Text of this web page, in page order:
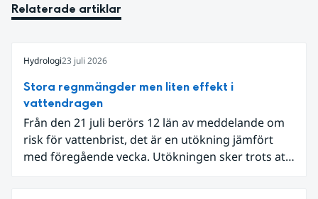
Relaterade artiklar
Hydrologi23 juli 2026
Stora regnmängder men liten effekt i
vattendragen
Från den 21 juli berörs 12 län av meddelande om
risk för vattenbrist, det är en utökning jämfört
med föregående vecka. Utökningen sker trots att